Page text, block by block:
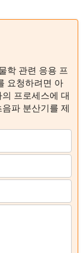
학 관련 응용 프
요청하려면 아
프로세스에 대
파 분산기를 제